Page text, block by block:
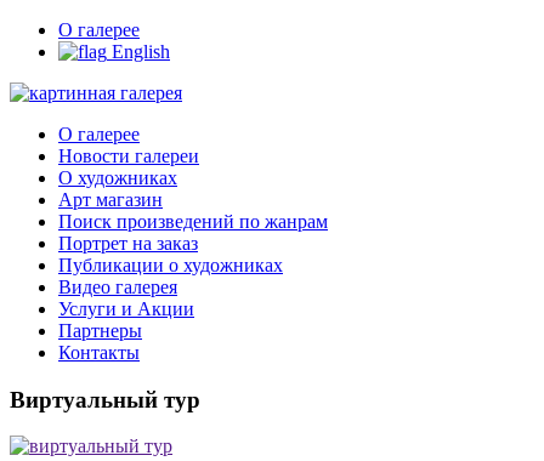
О галерее
English
О галерее
Новости галереи
О художниках
Арт магазин
Поиск произведений по жанрам
Портрет на заказ
Публикации о художниках
Видео галерея
Услуги и Акции
Партнеры
Контакты
Виртуальный тур